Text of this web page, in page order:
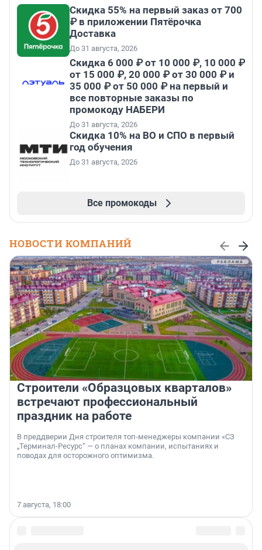
Скидка 55% на первый заказ от 700
₽ в приложении Пятёрочка
Доставка
До 31 августа, 2026
Скидка 6 000 ₽ от 10 000 ₽, 10 000 ₽
от 15 000 ₽, 20 000 ₽ от 30 000 ₽ и
35 000 ₽ от 50 000 ₽ на первый и
все повторные заказы по
промокоду НАБЕРИ
До 31 августа, 2026
Скидка 10% на ВО и СПО в первый
год обучения
До 31 августа, 2026
Все промокоды
НОВОСТИ КОМПАНИЙ
Строители «Образцовых кварталов»
встречают профессиональный
праздник на работе
В преддверии Дня строителя топ-менеджеры компании «СЗ
„Терминал-Ресурс“ — о планах компании, испытаниях и
поводах для осторожного оптимизма.
7 августа, 18:00